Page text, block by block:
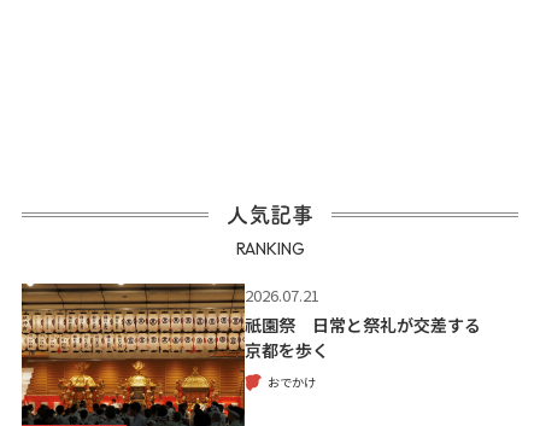
人気記事
RANKING
2026.07.21
祇園祭 日常と祭礼が交差する
京都を歩く
おでかけ